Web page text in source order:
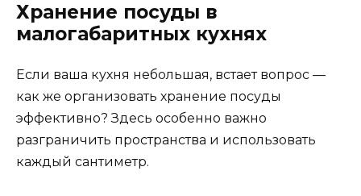
Хранение посуды в
малогабаритных кухнях
Если ваша кухня небольшая, встает вопрос —
как же организовать хранение посуды
эффективно? Здесь особенно важно
разграничить пространства и использовать
каждый сантиметр.